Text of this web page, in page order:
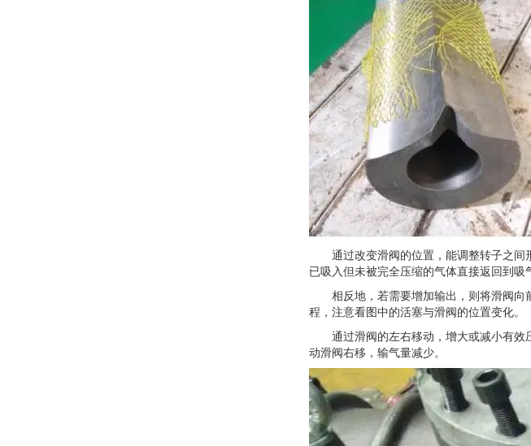
通过改变滑阀的位置，能调整转子之间
已吸入但未被完全压缩的气体直接返回到
相反地，若需要增加输出，则将滑阀向
程，注意看图中的活塞与滑阀的位置变化。
通过滑阀的左右移动，增大或减小有效
动滑阀右移，输气量减少。